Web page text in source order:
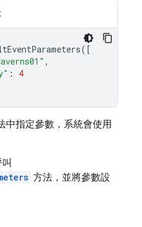
([
,
:
4
中指定參數，系統會使用
方法，並將參數設